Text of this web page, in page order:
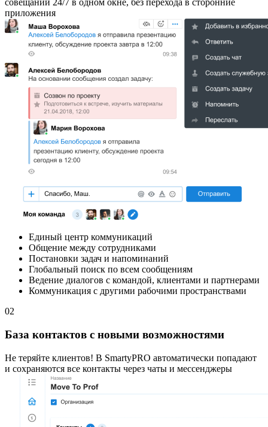
совещаний 24/7 в одном окне, без перехода в сторонние
приложения
Единый центр коммуникаций
Общение между сотрудниками
Постановки задач и напоминаний
Глобальный поиск по всем сообщениям
Ведение диалогов с командой, клиентами и партнерами
Коммуникация с другими рабочими пространствами
02
База контактов с новыми возможностями
Не теряйте клиентов! В SmartyPRO автоматически попадают
и сохраняются все контакты через чаты и мессенджеры